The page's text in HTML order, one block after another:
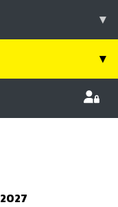
▾
▾
2027